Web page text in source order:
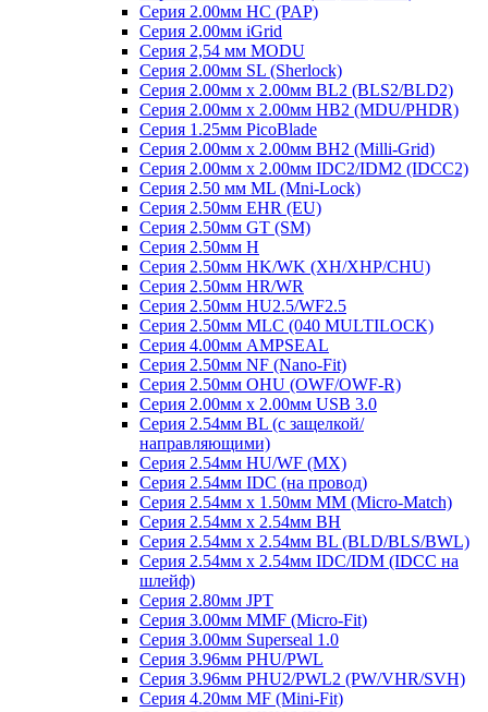
Серия 2.00мм HC (PAP)
Серия 2.00мм iGrid
Серия 2,54 мм MODU
Серия 2.00мм SL (Sherlock)
Серия 2.00мм x 2.00мм BL2 (BLS2/BLD2)
Серия 2.00мм x 2.00мм HB2 (MDU/PHDR)
Серия 1.25мм PicoBlade
Серия 2.00мм х 2.00мм BH2 (Milli-Grid)
Серия 2.00мм х 2.00мм IDC2/IDM2 (IDCC2)
Серия 2.50 мм ML (Mni-Lock)
Серия 2.50мм EHR (EU)
Серия 2.50мм GT (SM)
Серия 2.50мм H
Серия 2.50мм HK/WK (XH/XHP/CHU)
Серия 2.50мм HR/WR
Серия 2.50мм HU2.5/WF2.5
Серия 2.50мм MLC (040 MULTILOCK)
Серия 4.00мм AMPSEAL
Серия 2.50мм NF (Nano-Fit)
Серия 2.50мм OHU (OWF/OWF-R)
Серия 2.00мм x 2.00мм USB 3.0
Серия 2.54мм BL (с защелкой/
направляющими)
Серия 2.54мм HU/WF (MX)
Серия 2.54мм IDC (на провод)
Серия 2.54мм х 1.50мм MM (Micro-Match)
Серия 2.54мм х 2.54мм BH
Серия 2.54мм х 2.54мм BL (BLD/BLS/BWL)
Серия 2.54мм х 2.54мм IDC/IDM (IDCC на
шлейф)
Серия 2.80мм JPT
Серия 3.00мм MMF (Micro-Fit)
Серия 3.00мм Superseal 1.0
Серия 3.96мм PHU/PWL
Серия 3.96мм PHU2/PWL2 (PW/VHR/SVH)
Серия 4.20мм MF (Mini-Fit)